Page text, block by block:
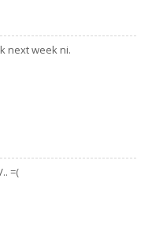
next week ni.
=(